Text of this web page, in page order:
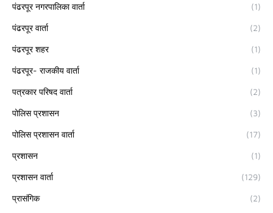
पंढरपूर नगरपालिका वार्ता (1)
पंढरपूर वार्ता (2)
पंढरपूर शहर (1)
पंढरपूर- राजकीय वार्ता (1)
पत्रकार परिषद वार्ता (2)
पोलिस प्रशासन (3)
पोलिस प्रशासन वार्ता (17)
प्रशासन (1)
प्रशासन वार्ता (129)
प्रासंगिक (2)